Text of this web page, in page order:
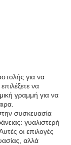
για να
να
γραμμή για να
συσκευασία
γυαλιστερή
οι επιλογές
αλλά